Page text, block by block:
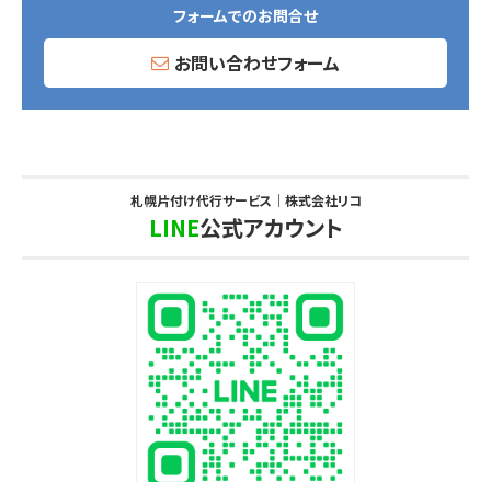
フォームでのお問合せ
お問い合わせフォーム
札幌片付け代行サービス｜株式会社リコ
LINE公式アカウント